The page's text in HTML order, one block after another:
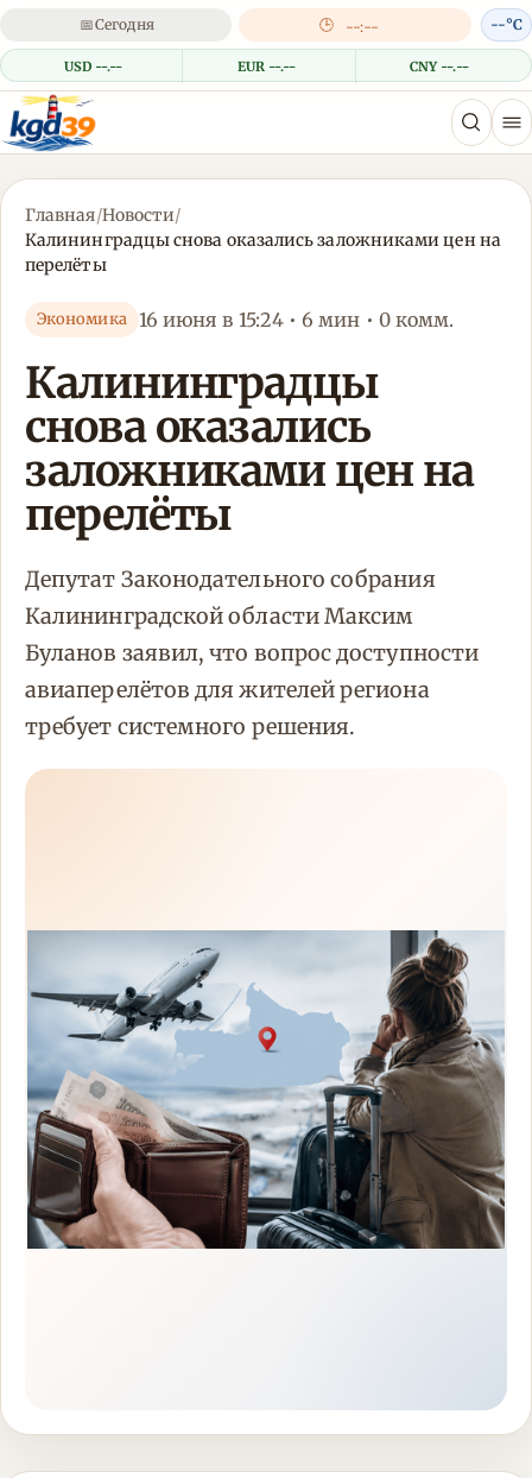
📅Сегодня 🕒 --:--
USD --.-- EUR --.-- CNY --.--
--°C
Главная/Новости/
Калининградцы снова оказались заложниками цен на
перелёты
Экономика 16 июня в 15:24 • 6 мин • 0 комм.
Калининградцы
снова оказались
заложниками цен на
перелёты
Депутат Законодательного собрания
Калининградской области Максим
Буланов заявил, что вопрос доступности
авиаперелётов для жителей региона
требует системного решения.